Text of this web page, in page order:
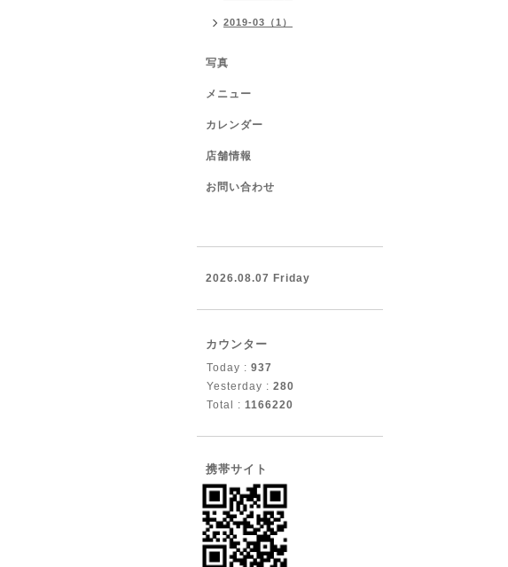
2019-03（1）
写真
メニュー
カレンダー
店舗情報
お問い合わせ
2026.08.07 Friday
カウンター
Today : 937
Yesterday : 280
Total : 1166220
携帯サイト